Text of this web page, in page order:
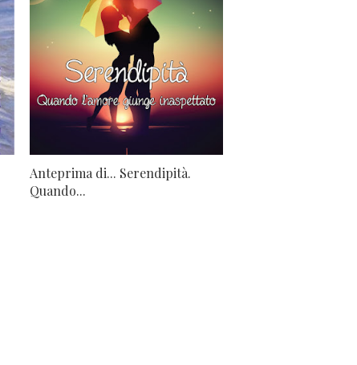
Anteprima di... Serendipità.
Quando...